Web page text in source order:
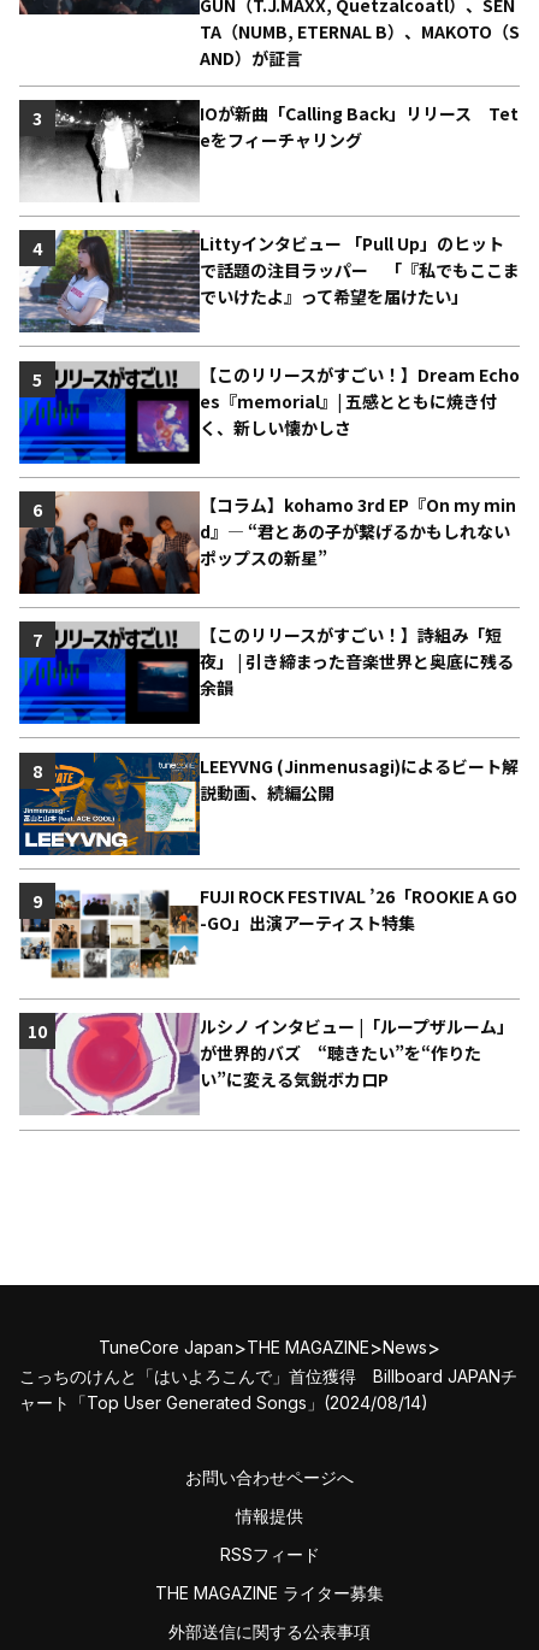
GUN（T.J.MAXX, Quetzalcoatl）、SEN
TA（NUMB, ETERNAL B）、MAKOTO（S
AND）が証言
IOが新曲「Calling Back」リリース Tet
eをフィーチャリング
3
Littyインタビュー 「Pull Up」のヒット
で話題の注目ラッパー 「『私でもここま
でいけたよ』って希望を届けたい」
4
【このリリースがすごい！】Dream Echo
es『memorial』| 五感とともに焼き付
く、新しい懐かしさ
5
【コラム】kohamo 3rd EP『On my min
d』― “君とあの子が繋げるかもしれない
ポップスの新星”
6
【このリリースがすごい！】詩組み「短
夜」 | 引き締まった音楽世界と奥底に残る
余韻
7
LEEYVNG (Jinmenusagi)によるビート解
説動画、続編公開
8
FUJI ROCK FESTIVAL ’26「ROOKIE A GO
-GO」出演アーティスト特集
9
ルシノ インタビュー |「ループザルーム」
が世界的バズ “聴きたい”を“作りた
い”に変える気鋭ボカロP
10
TuneCore Japan>THE MAGAZINE>News>
こっちのけんと「はいよろこんで」首位獲得 Billboard JAPANチ
ャート「Top User Generated Songs」(2024/08/14)
お問い合わせページへ
情報提供
RSSフィード
THE MAGAZINE ライター募集
外部送信に関する公表事項